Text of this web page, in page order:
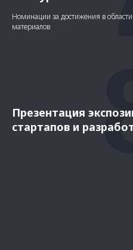
Номинации за достижения в
материалов
Презентация
стартапов и